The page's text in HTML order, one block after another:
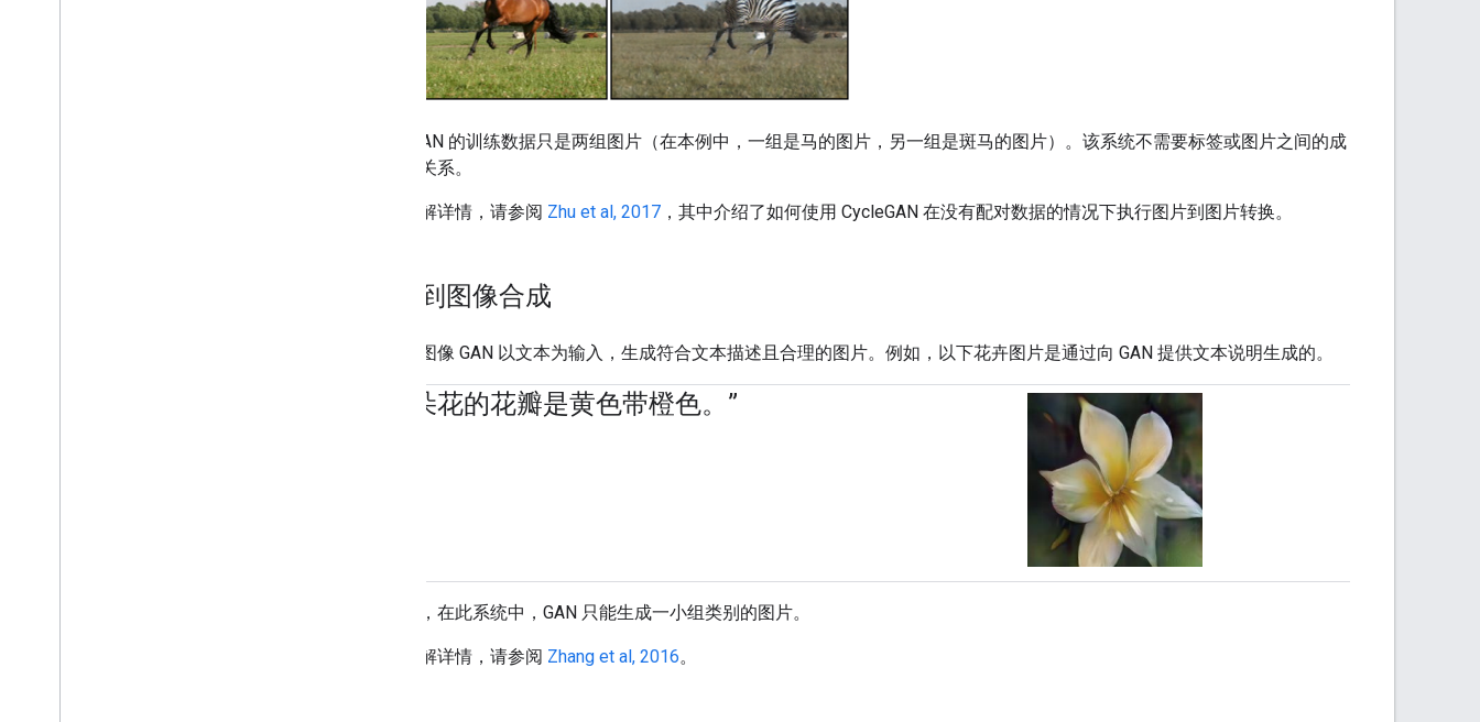
CycleGAN 的训练数据只是两组图片（在本例中，一组是马的图片，另一组是斑马的图片）。该系统不需要标签或图片之间的成
对对应关系。
如需了解详情，请参阅 Zhu et al, 2017 ，其中介绍了如何使用 CycleGAN 在没有配对数据的情况下执行图片到图片转换。
文本到图像合成
文本到图像 GAN 以文本为输入，生成符合文本描述且合理的图片。例如，以下花卉图片是通过向 GAN 提供文本说明生成的。
“这朵花的花瓣是黄色带橙色。”
请注意，在此系统中，GAN 只能生成一小组类别的图片。
如需了解详情，请参阅 Zhang et al, 2016。